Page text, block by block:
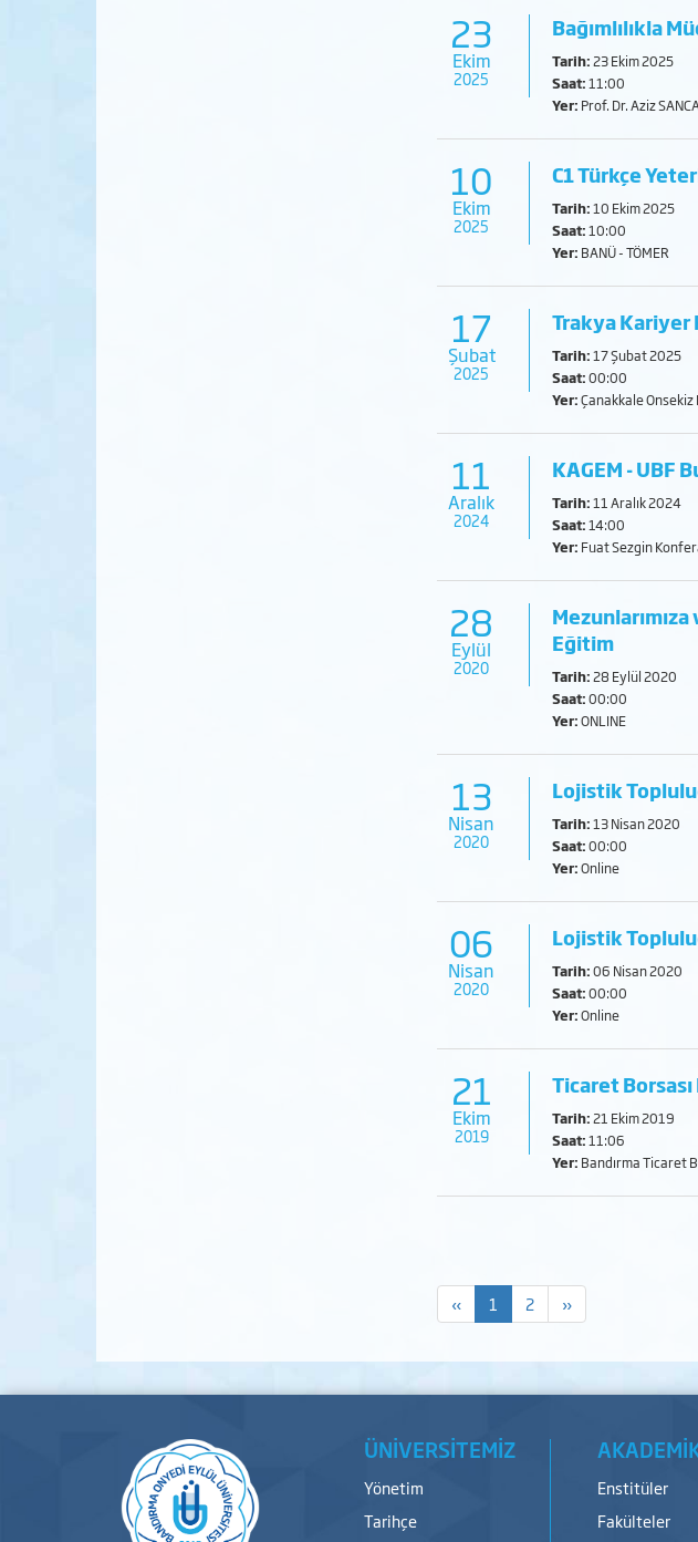
23
Ekim
2025
Bağımlılıkla
Tarih:23 Ekim 2025
Saat:11:00
Yer: Prof. Dr. Aziz
10
Ekim
2025
C1 Türkçe
Tarih:10 Ekim 2025
Saat:10:00
Yer: BANÜ - TÖMER
17
Şubat
2025
Trakya Kariyer
Tarih:17 Şubat 2025
Saat:00:00
Yer:Çanakkale
11
Aralık
2024
KAGEM - UBF
Tarih:11 Aralık 2024
Saat:14:00
Yer: Fuat Sezgin
28
Eylül
2020
Eğitim
Tarih:28 Eylül 2020
Saat:00:00
Yer:ONLINE
13
Nisan
2020
Lojistik
Tarih:13 Nisan 2020
Saat:00:00
Yer:Online
06
Nisan
2020
Lojistik
Tarih:06 Nisan 2020
Saat:00:00
Yer:Online
21
Ekim
2019
Ticaret
Tarih:21 Ekim 2019
Saat:11:06
Yer: Bandırma Ticaret
« 1 2 »
ÜNİVERSİTEMİZ
Yönetim
Tarihçe
Enstitüler
Fakülteler